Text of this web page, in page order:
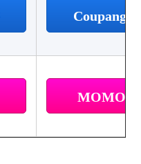
Coupang
MOMO